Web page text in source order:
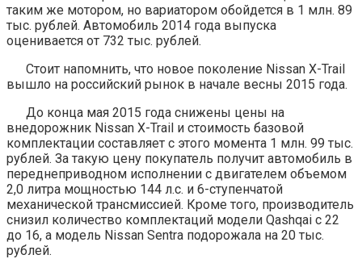
таким же мотором, но вариатором обойдется в 1 млн. 89
тыс. рублей. Автомобиль 2014 года выпуска
оценивается от 732 тыс. рублей.
Стоит напомнить, что новое поколение Nissan X-Trail
вышло на российский рынок в начале весны 2015 года.
До конца мая 2015 года снижены цены на
внедорожник Nissan X-Trail и стоимость базовой
комплектации составляет с этого момента 1 млн. 99 тыс.
рублей. За такую цену покупатель получит автомобиль в
переднеприводном исполнении с двигателем объемом
2,0 литра мощностью 144 л.с. и 6-ступенчатой
механической трансмиссией. Кроме того, производитель
снизил количество комплектаций модели Qashqai c 22
до 16, а модель Nissan Sentra подорожала на 20 тыс.
рублей.